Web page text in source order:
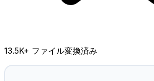
13.5K+ ファイル変換済み